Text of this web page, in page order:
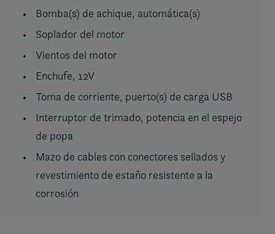
Bomba(s) de achique, automática(s)
Soplador del motor
Vientos del motor
Enchufe, 12V
Toma de corriente, puerto(s) de carga USB
Interruptor de trimado, potencia en el espejo
de popa
Mazo de cables con conectores sellados y
revestimiento de estaño resistente a la
corrosión